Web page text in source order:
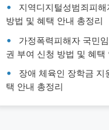
지역디지털성범죄피
방법 및 혜택 안내 총정리
가정폭력피해자 국민
권 부여 신청 방법 및 혜택
장애 체육인 장학금 지
택 안내 총정리